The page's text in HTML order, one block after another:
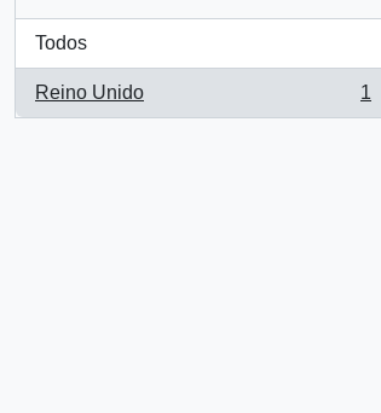
Todos
Reino Unido
, 1 resultados
1